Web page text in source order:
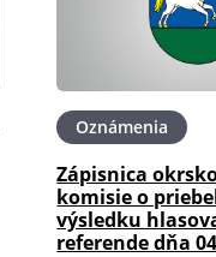
Oznámenia
Zápisnica
komisie o
výsledku
referende dňa